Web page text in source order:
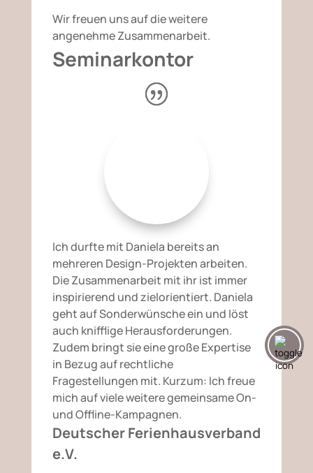
Wir freuen uns auf die weitere
angenehme Zusammenarbeit.
Seminarkontor
Ich durfte mit Daniela bereits an
mehreren Design-Projekten arbeiten.
Die Zusammenarbeit mit ihr ist immer
inspirierend und zielorientiert. Daniela
geht auf Sonderwünsche ein und löst
auch knifflige Herausforderungen.
Zudem bringt sie eine große Expertise
in Bezug auf rechtliche
Fragestellungen mit. Kurzum: Ich freue
mich auf viele weitere gemeinsame On-
und Offline-Kampagnen.
Deutscher Ferienhausverband
e.V.